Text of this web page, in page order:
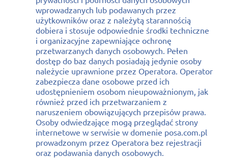
wprowadzanych lub podawanych przez
użytkowników oraz z należytą starannością
dobiera i stosuje odpowiednie środki techniczne
i organizacyjne zapewniające ochronę
przetwarzanych danych osobowych. Pełen
dostęp do baz danych posiadają jedynie osoby
należycie uprawnione przez Operatora. Operator
zabezpiecza dane osobowe przed ich
udostępnieniem osobom nieupoważnionym, jak
również przed ich przetwarzaniem z
naruszeniem obowiązujących przepisów prawa.
Osoby odwiedzające mogą przeglądać strony
internetowe w serwisie w domenie posa.com.pl
prowadzonym przez Operatora bez rejestracji
oraz podawania danych osobowych.